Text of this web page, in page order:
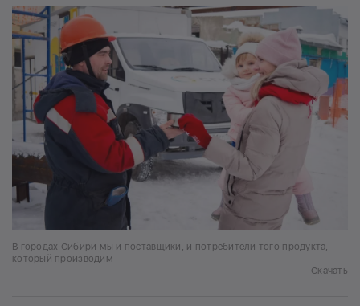
В городах Сибири мы и поставщики, и потребители того продукта,
который производим
Скачать